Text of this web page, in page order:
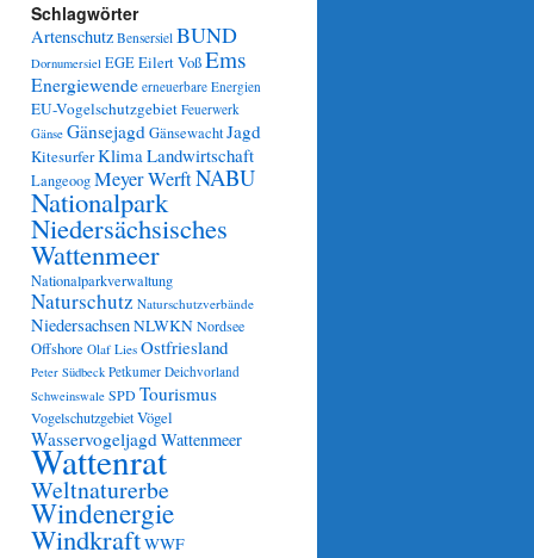
Schlagwörter
Artenschutz Bensersiel BUND
Dornumersiel EGEEilert VoßEms
Energiewende erneuerbare Energien
EU-Vogelschutzgebiet Feuerwerk
Gänse GänsejagdGänsewachtJagd
KitesurferKlimaLandwirtschaft
LangeoogMeyer WerftNABU
Nationalpark
Niedersächsisches
Wattenmeer
Nationalparkverwaltung
Naturschutz Naturschutzverbände
NiedersachsenNLWKNNordsee
Offshore Olaf Lies Ostfriesland
Peter Südbeck Petkumer Deichvorland
Schweinswale SPDTourismus
VogelschutzgebietVögel
WasservogeljagdWattenmeer
Wattenrat
Weltnaturerbe
Windenergie
WindkraftWWF